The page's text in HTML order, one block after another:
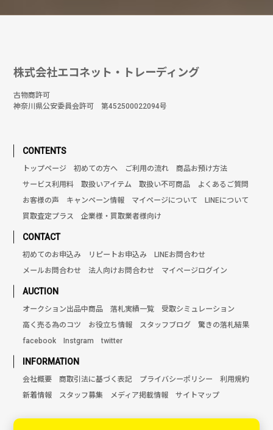
株式会社エコネット・トレーディング
古物商許可
神奈川県公安委員会許可 第452500022094号
CONTENTS
トップページ 初めての方へ ご利用の流れ
商品お預け方法
サービス利用料
取扱いアイテム 取扱い不可商品
よくあるご質問
お客様の声
キャンペーン情報 マイページについて
LINEについて
買取査定プラス
企業様・買取業者様向け
CONTACT
初めてのお申込み リピートお申込み
LINEお問合わせ
メールお問合わせ
法人向けお問合わせ マイページログイン
AUCTION
オークション出品中商品 落札実績一覧
受取シミュレーション
高く売る為のコツ
お役立ち情報 スタッフブログ
驚きの落札結果
facebook
Instgram twitter
INFORMATION
会社概要 商取引法に基づく表記 プライバシーポリシー
利用規約
新着情報
スタッフ募集 メディア掲載情報 サイトマップ